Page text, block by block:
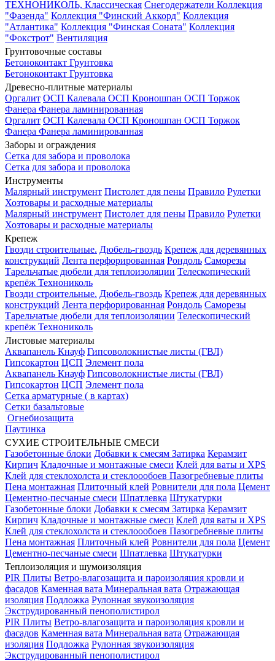
ТЕХНОНИКОЛЬ, Классическая Снегодержатели Коллекция
"Фазенда" Коллекция "Финский Аккорд" Коллекция
"Атлантика" Коллекция "Финская Соната" Коллекция
"Фокстрот" Вентиляция
Грунтовочные составы
Бетоноконтакт Грунтовка
Бетоноконтакт Грунтовка
Древесно-плитные материалы
Оргалит ОСП Калевала ОСП Кроношпан ОСП Торжок
Фанера Фанера ламинированная
Оргалит ОСП Калевала ОСП Кроношпан ОСП Торжок
Фанера Фанера ламинированная
Заборы и ограждения
Сетка для забора и проволока
Сетка для забора и проволока
Инструменты
Малярный инструмент Пистолет для пены Правило Рулетки
Хозтовары и расходные материалы
Малярный инструмент Пистолет для пены Правило Рулетки
Хозтовары и расходные материалы
Крепеж
Гвозди строительные. Дюбель-гвоздь Крепеж для деревянных
конструкций Лента перфорированная Рондоль Саморезы
Тарельчатые дюбели для теплоизоляции Телескопический
крепёж Технониколь
Гвозди строительные. Дюбель-гвоздь Крепеж для деревянных
конструкций Лента перфорированная Рондоль Саморезы
Тарельчатые дюбели для теплоизоляции Телескопический
крепёж Технониколь
Листовые материалы
Аквапанель Кнауф Гипсоволокнистые листы (ГВЛ)
Гипсокартон ЦСП Элемент пола
Аквапанель Кнауф Гипсоволокнистые листы (ГВЛ)
Гипсокартон ЦСП Элемент пола
Сетка арматурные ( в картах)
Сетки базальтовые
Огнебиозащита
Паутинка
СУХИЕ СТРОИТЕЛЬНЫЕ СМЕСИ
Газобетонные блоки Добавки к смесям Затирка Керамзит
Кирпич Кладочные и монтажные смеси Клей для ваты и XPS
Клей для стеклохолста и стеклоообоев Пазогребневые плиты
Пена монтажная Плиточный клей Ровнители для пола Цемент
Цементно-песчаные смеси Шпатлевка Штукатурки
Газобетонные блоки Добавки к смесям Затирка Керамзит
Кирпич Кладочные и монтажные смеси Клей для ваты и XPS
Клей для стеклохолста и стеклоообоев Пазогребневые плиты
Пена монтажная Плиточный клей Ровнители для пола Цемент
Цементно-песчаные смеси Шпатлевка Штукатурки
Теплоизоляция и шумоизоляция
PIR Плиты Ветро-влагозащита и пароизоляция кровли и
фасадов Каменная вата Минеральная вата Отражающая
изоляция Подложка Рулонная звукоизоляция
Экструдированный пенополистирол
PIR Плиты Ветро-влагозащита и пароизоляция кровли и
фасадов Каменная вата Минеральная вата Отражающая
изоляция Подложка Рулонная звукоизоляция
Экструдированный пенополистирол